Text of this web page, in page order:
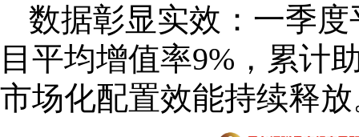
数据彰显实效：一季
目平均增值率9%，累计
市场化配置效能持续释